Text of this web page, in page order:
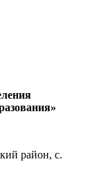
район, с.